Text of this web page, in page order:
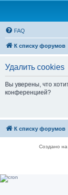
FAQ
К списку форумов
Удалить cookies
Вы уверены, что
конференцией?
К списку форумов
Создано на